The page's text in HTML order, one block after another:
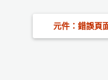
元件：錯誤頁